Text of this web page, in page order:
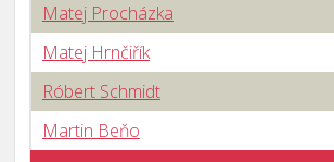
Matej Procházka
Matej Hrnčiřík
Róbert Schmidt
Martin Beňo